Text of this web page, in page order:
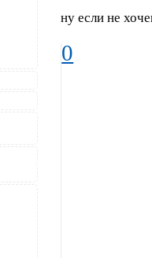
ну если не
0